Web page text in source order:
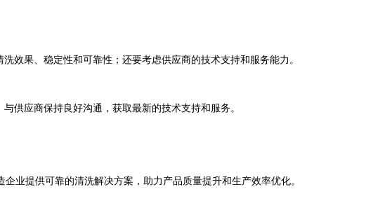
效果、稳定性和可靠性；还要考虑供应商的技术支持和服务能力。
供应商保持良好沟通，获取最新的技术支持和服务。
业提供可靠的清洗解决方案，助力产品质量提升和生产效率优化。